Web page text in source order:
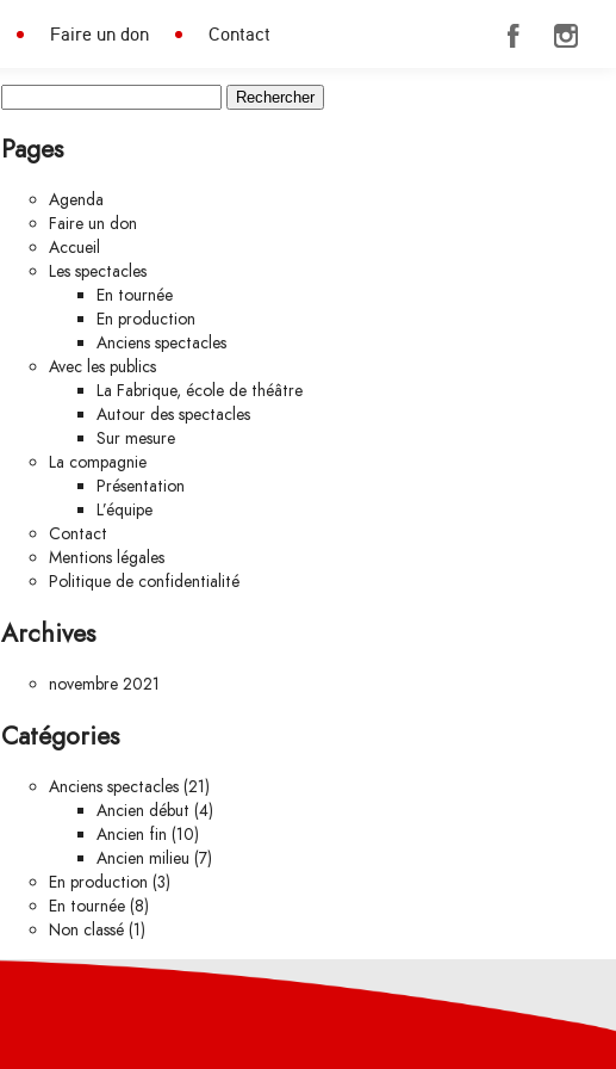
Faire un don Contact
Pages
Agenda
Faire un don
Accueil
Les spectacles
En tournée
En production
Anciens spectacles
Avec les publics
La Fabrique, école de théâtre
Autour des spectacles
Sur mesure
La compagnie
Présentation
L’équipe
Contact
Mentions légales
Politique de confidentialité
Archives
novembre 2021
Catégories
Anciens spectacles(21)
Ancien début (4)
Ancien fin (10)
Ancien milieu (7)
En production (3)
En tournée(8)
Non classé(1)